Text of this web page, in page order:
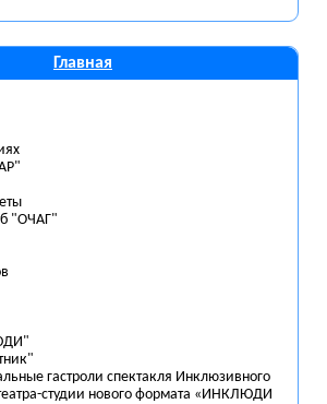
Главная
"ОЧАГ"
гастроли спектакля Инклюзивного
студии нового формата «ИНКЛЮДИ